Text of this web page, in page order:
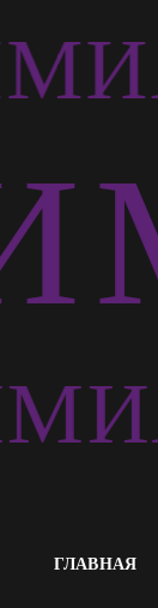
ГЛАВНАЯ